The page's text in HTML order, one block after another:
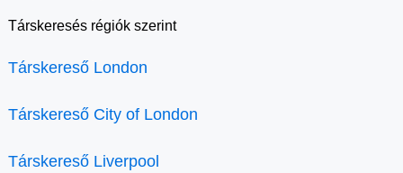
Társkeresés régiók szerint
Társkereső London
Társkereső City of London
Társkereső Liverpool